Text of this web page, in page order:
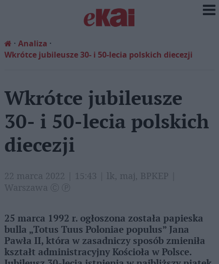
Analiza
Wkrótce jubileusze 30- i 50-lecia polskich diecezji
Wkrótce jubileusze
30- i 50-lecia polskich
diecezji
22 marca 2022 | 15:43 | lk, maj, BPKEP |
Warszawa Ⓒ Ⓟ
25 marca 1992 r. ogłoszona została papieska
bulla „Totus Tuus Poloniae populus” Jana
Pawła II, która w zasadniczy sposób zmieniła
kształt administracyjny Kościoła w Polsce.